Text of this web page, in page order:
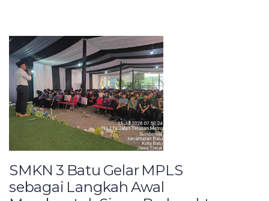
SMKN 3 Batu Gelar MPLS
sebagai Langkah Awal